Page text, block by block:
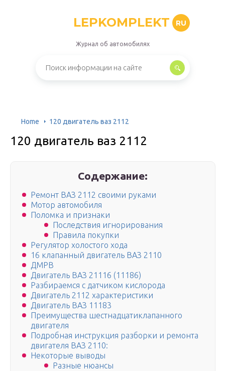
LEPKOMPLEKT RU
Журнал об автомобилях
Home 120 двигатель ваз 2112
120 двигатель ваз 2112
Содержание:
Ремонт ВАЗ 2112 своими руками
Мотор автомобиля
Поломка и признаки
Последствия игнорирования
Правила покупки
Регулятор холостого хода
16 клапанный двигатель ВАЗ 2110
ДМРВ
Двигатель ВАЗ 21116 (11186)
Разбираемся с датчиком кислорода
Двигатель 2112 характеристики
Двигатель ВАЗ 11183
Преимущества шестнадцатиклапанного
двигателя
Подробная инструкция разборки и ремонта
двигателя ВАЗ 2110:
Некоторые выводы
Разные нюансы